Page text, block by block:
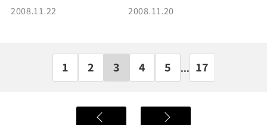
2008.11.22 2008.11.20
1 2 3 4 5 ... 17